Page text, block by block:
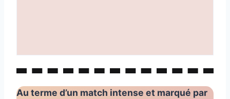
Au terme d’un match intense et marqué par